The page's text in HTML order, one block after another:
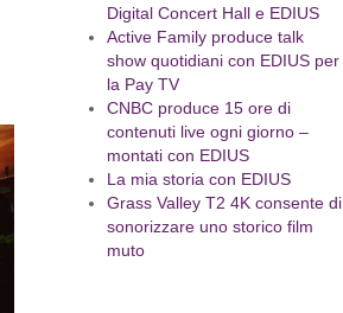
Digital Concert Hall e EDIUS
Active Family produce talk
show quotidiani con EDIUS per
la Pay TV
CNBC produce 15 ore di
contenuti live ogni giorno –
montati con EDIUS
La mia storia con EDIUS
Grass Valley T2 4K consente di
sonorizzare uno storico film
muto